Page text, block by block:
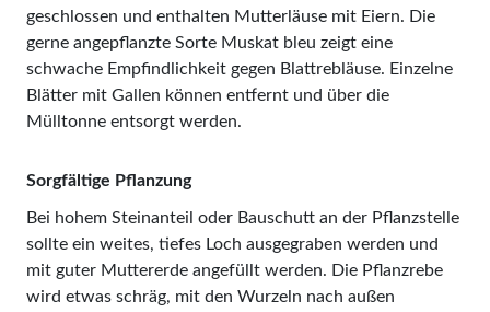
geschlossen und enthalten Mutterläuse mit Eiern. Die
gerne angepflanzte Sorte Muskat bleu zeigt eine
schwache Empfindlichkeit gegen Blattrebläuse. Einzelne
Blätter mit Gallen können entfernt und über die
Mülltonne entsorgt werden.
Sorgfältige Pflanzung
Bei hohem Steinanteil oder Bauschutt an der Pflanzstelle
sollte ein weites, tiefes Loch ausgegraben werden und
mit guter Muttererde angefüllt werden. Die Pflanzrebe
wird etwas schräg, mit den Wurzeln nach außen